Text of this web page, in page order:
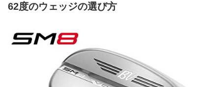
62度のウェッジの選び方